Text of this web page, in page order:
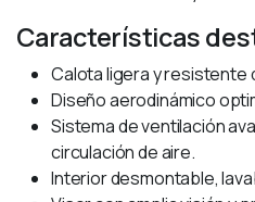
Características
Calota ligera y resistente
Diseño aerodinámico
Sistema de ventilación
circulación de aire.
Interior desmontable,